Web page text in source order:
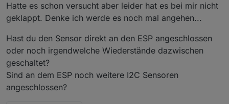
Hatte es schon versucht aber leider hat es bei mir nicht
geklappt. Denke ich werde es noch mal angehen...
Hast du den Sensor direkt an den ESP angeschlossen
oder noch irgendwelche Wiederstände dazwischen
geschaltet?
Sind an dem ESP noch weitere I2C Sensoren
angeschlossen?